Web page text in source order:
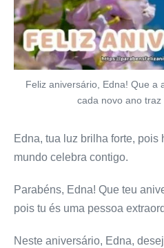
Feliz aniversário, Edna! Que a
cada novo ano traz
Edna, tua luz brilha forte,
mundo celebra contigo.
Parabéns, Edna! Que teu
pois tu és uma pessoa
Neste aniversário, Edna,